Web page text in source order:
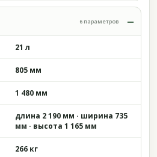
6 параметров
21 л
805 мм
1 480 мм
длина 2 190 мм · ширина 735
мм · высота 1 165 мм
266 кг